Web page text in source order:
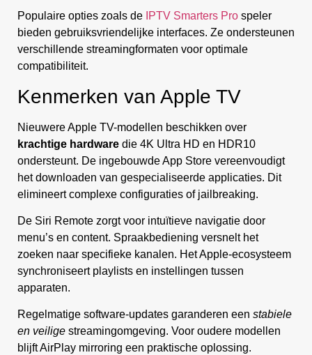
Populaire opties zoals de IPTV Smarters Pro speler
bieden gebruiksvriendelijke interfaces. Ze ondersteunen
verschillende streamingformaten voor optimale
compatibiliteit.
Kenmerken van Apple TV
Nieuwere Apple TV-modellen beschikken over
krachtige hardware die 4K Ultra HD en HDR10
ondersteunt. De ingebouwde App Store vereenvoudigt
het downloaden van gespecialiseerde applicaties. Dit
elimineert complexe configuraties of jailbreaking.
De Siri Remote zorgt voor intuïtieve navigatie door
menu’s en content. Spraakbediening versnelt het
zoeken naar specifieke kanalen. Het Apple-ecosysteem
synchroniseert playlists en instellingen tussen
apparaten.
Regelmatige software-updates garanderen een stabiele
en veilige streamingomgeving. Voor oudere modellen
blijft AirPlay mirroring een praktische oplossing.